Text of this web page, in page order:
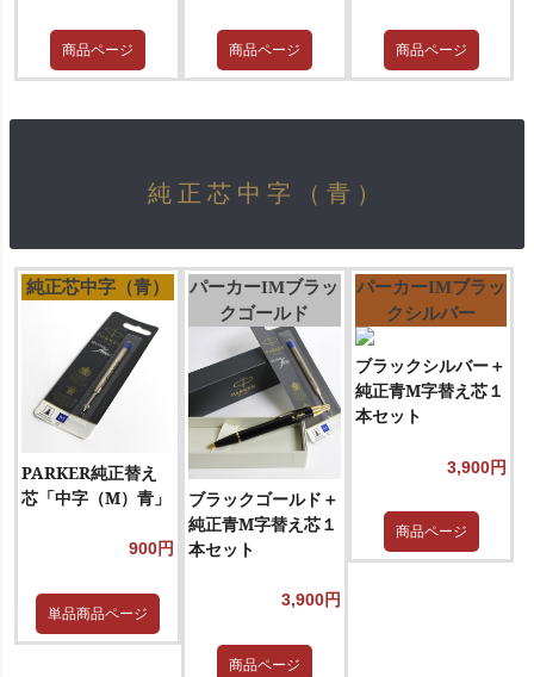
商品ページ 商品ページ 商品ページ
純正芯中字（青）
純正芯中字（青）
PARKER純正替え
芯「中字（M）青」
900円
単品商品ページ
パーカーIMブラッ
クゴールド
ブラックゴールド＋
純正青M字替え芯１
本セット
3,900円
商品ページ
パーカーIMブラッ
クシルバー
ブラックシルバー＋
純正青M字替え芯１
本セット
3,900円
商品ページ